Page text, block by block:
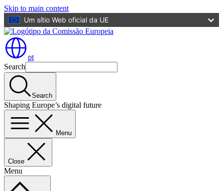
Skip to main content
Um sítio Web oficial da UE
pt
Search
Search
Shaping Europe’s digital future
Menu
Close
Menu